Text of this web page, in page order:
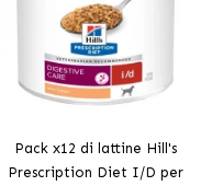
Pack x12 di lattine Hill's
Prescription Diet I/D per